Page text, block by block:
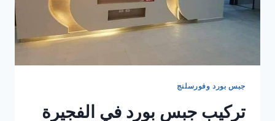
جبس بورد وفورسلنج
تركيب جبس بورد في الفجيرة